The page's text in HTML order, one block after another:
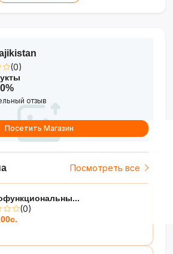
— 1
для
Посмотреть все
(0)
(0)
0%
отзыв
Посетить Магазин